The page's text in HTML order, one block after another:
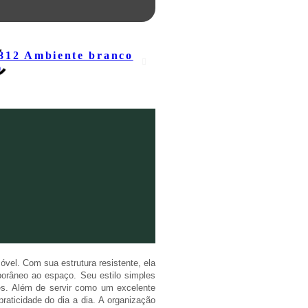
Com sua estrutura resistente, ela
ao espaço. Seu estilo simples
Além de servir como um excelente
do dia a dia. A organização